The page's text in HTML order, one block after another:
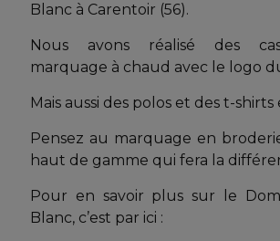
Blanc à Carentoir (56).
Nous avons réalisé des
marquage à chaud avec le logo
Mais aussi des polos et des t-
Pensez au marquage en
haut de gamme qui fera la
Pour en savoir plus sur le
Blanc, c’est par ici :